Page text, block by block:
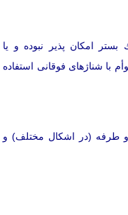
امكان پذیر نبوده و یا
با شناژهای فوقانی استفاده
طرفه (در اشكال مختلف) و